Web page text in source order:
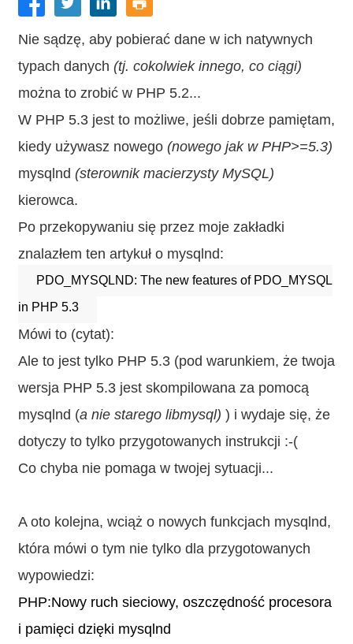
Nie sądzę, aby pobierać dane w ich natywnych
typach danych (tj. cokolwiek innego, co ciągi)
można to zrobić w PHP 5.2...
W PHP 5.3 jest to możliwe, jeśli dobrze pamiętam,
kiedy używasz nowego (nowego jak w PHP>=5.3)
mysqlnd (sterownik macierzysty MySQL)
kierowca.
Po przekopywaniu się przez moje zakładki
znalazłem ten artykuł o mysqlnd:
PDO_MYSQLND: The new features of PDO_MYSQL
in PHP 5.3
Mówi to (cytat):
Ale to jest tylko PHP 5.3 (pod warunkiem, że twoja
wersja PHP 5.3 jest skompilowana za pomocą
mysqlnd (a nie starego libmysql) ) i wydaje się, że
dotyczy to tylko przygotowanych instrukcji :-(
Co chyba nie pomaga w twojej sytuacji...
A oto kolejna, wciąż o nowych funkcjach mysqlnd,
która mówi o tym nie tylko dla przygotowanych
wypowiedzi:
PHP:Nowy ruch sieciowy, oszczędność procesora
i pamięci dzięki mysqlnd